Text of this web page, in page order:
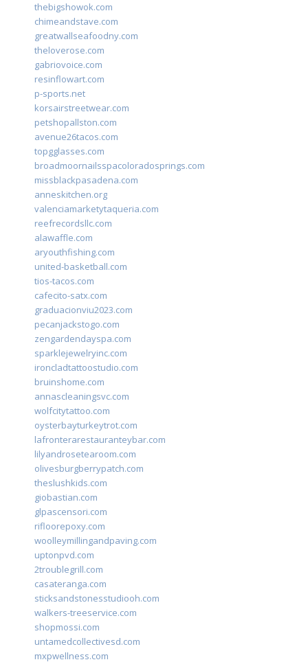
thebigshowok.com
chimeandstave.com
greatwallseafoodny.com
theloverose.com
gabriovoice.com
resinflowart.com
p-sports.net
korsairstreetwear.com
petshopallston.com
avenue26tacos.com
topgglasses.com
broadmoornailsspacoloradosprings.com
missblackpasadena.com
anneskitchen.org
valenciamarketytaqueria.com
reefrecordsllc.com
alawaffle.com
aryouthfishing.com
united-basketball.com
tios-tacos.com
cafecito-satx.com
graduacionviu2023.com
pecanjackstogo.com
zengardendayspa.com
sparklejewelryinc.com
ironcladtattoostudio.com
bruinshome.com
annascleaningsvc.com
wolfcitytattoo.com
oysterbayturkeytrot.com
lafronterarestauranteybar.com
lilyandrosetearoom.com
olivesburgberrypatch.com
theslushkids.com
giobastian.com
glpascensori.com
rifloorepoxy.com
woolleymillingandpaving.com
uptonpvd.com
2troublegrill.com
casateranga.com
sticksandstonesstudiooh.com
walkers-treeservice.com
shopmossi.com
untamedcollectivesd.com
mxpwellness.com